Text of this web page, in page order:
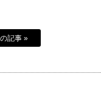
記事 »